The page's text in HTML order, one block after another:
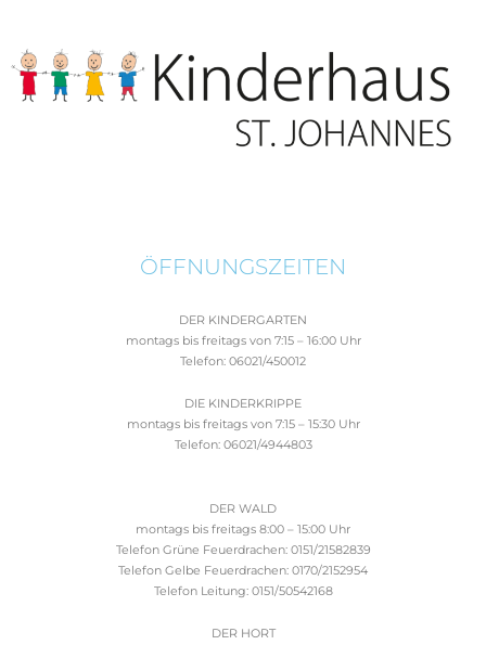
ÖFFNUNGSZEITEN
DER KINDERGARTEN
montags bis freitags von 7:15 – 16:00 Uhr
Telefon: 06021/450012
DIE KINDERKRIPPE
montags bis freitags von 7:15 – 15:30 Uhr
Telefon: 06021/4944803
DER WALD
montags bis freitags 8:00 – 15:00 Uhr
Telefon Grüne Feuerdrachen: 0151/21582839
Telefon Gelbe Feuerdrachen: 0170/2152954
Telefon Leitung: 0151/50542168
DER HORT